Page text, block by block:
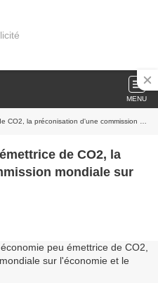
MENU
d'une commission mondiale sur l'économie et le climat.
de CO2, la
mondiale sur